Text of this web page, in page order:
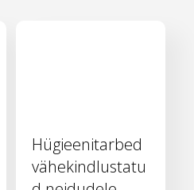
Hügieenitarbed
vähekindlustatu